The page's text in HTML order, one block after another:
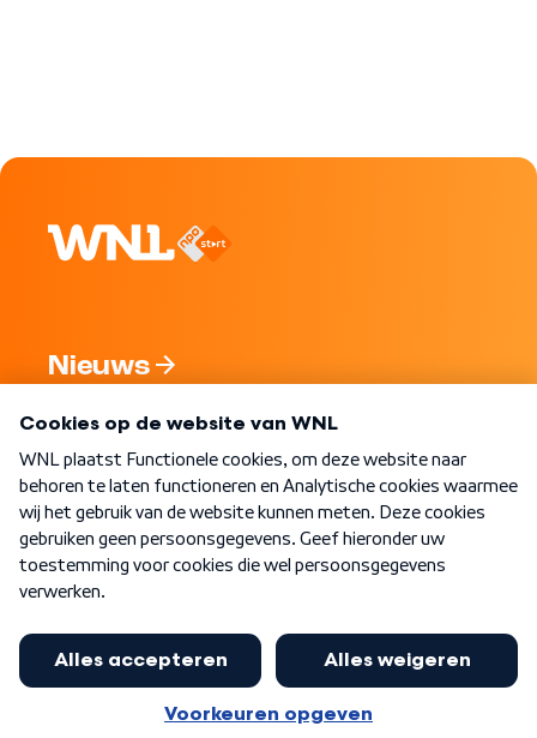
Nieuws
Nieuwsbrief
Word Lid